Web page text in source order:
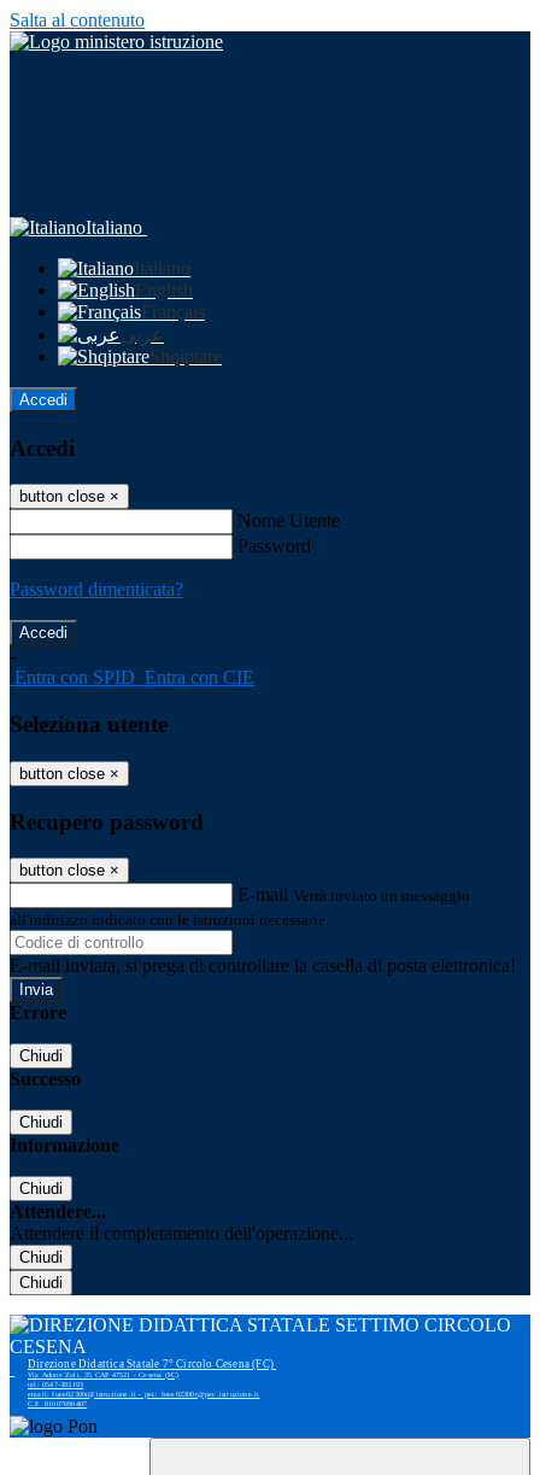
Salta al contenuto
Italiano
Italiano
English
Français
عربى
Shqiptare
Accedi
Accedi
button close ×
Nome Utente
Password
Password dimenticata?
-
Entra con SPID Entra con CIE
Seleziona utente
button close ×
Recupero password
button close ×
E-mail Verrà inviato un messaggio
all'indirizzo indicato con le istruzioni necessarie.
E-mail inviata, si prega di controllare la casella di posta elettronica!
Errore
Chiudi
Successo
Chiudi
Informazione
Chiudi
Attendere...
Attendere il completamento dell'operazione...
Chiudi
Chiudi
Direzione Didattica Statale 7° Circolo Cesena (FC)
Via Adone Zoli, 35 CAP 47521 - Cesena (FC)
tel: 0547-383193
email: foee02300r@istruzione.it - pec: foee02300r@pec.istruzione.it
C.F. 81007690407